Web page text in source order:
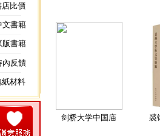
店比價
文書籍
版書籍
內反饋
紙材料
剑桥大学中国庙 裘